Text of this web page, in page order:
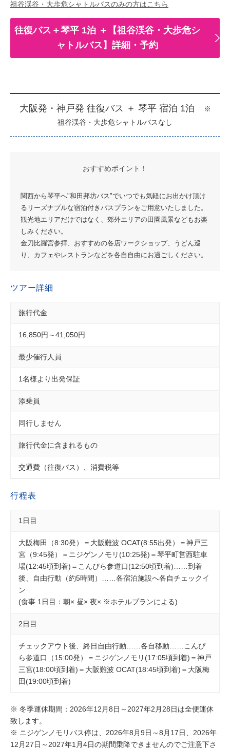
祖谷渓谷・大歩危シャトルバスのみの方はこちら
往復バス＋琴平 1泊 ＋【祖谷渓谷・大歩危シ
ャトルバス】詳細・予約
大阪発・神戸発 往復バス ＋ 琴平 宿泊 1泊
※
祖谷渓谷・大歩危シャトルバスなし
おすすめポイント！
関西から琴平へ"和田邦坊バス"でいつでも気軽にお出かけ頂け
るリーズナブルな宿泊付きバスプランをご用意いたしました。
観光地エリアだけではなく、郊外エリアの田園風景などもお楽
しみください。
金刀比羅宮参拝、おすすめの各店ワークショップ、うどん巡
り、カフェやレストランなどを各自自由にお過ごしください。
ツアー詳細
旅行代金
16,850円～41,050円
最少催行人員
1名様より出発保証
添乗員
同行しません
旅行代金に含まれるもの
交通費（往復バス）、消費税等
行程表
1日目
大阪梅田（8:30発）＝大阪難波 OCAT(8:55出発）＝神戸三
宮（9:45発）＝ニジゲンノモリ(10:25発)＝琴平町営西駐車
場(12:45頃到着)＝こんぴら参道口(12:50頃到着)……到着
後、自由行動（約5時間）……各宿泊施設へ各自チェックイ
ン
(食事 1日目：朝× 昼× 夜× ※ホテルプランによる)
2日目
チェックアウト後、終日自由行動……各自移動……こんぴ
ら参道口（15:00発）＝ニジゲンノモリ(17:05頃到着)＝神戸
三宮(18:00頃到着)＝大阪難波 OCAT(18:45頃到着)＝大阪梅
田(19:00頃到着)
※ 冬季運休期間：2026年12月8日～2027年2月28日は全便運休
致します。
※ ニジゲンノモリバス停は、2026年8月9日～8月17日、2026年
12月27日～2027年1月4日の期間乗降できませんのでご注意下さ